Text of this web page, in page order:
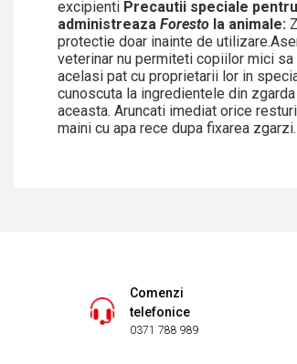
excipienti Precautii speciale
administreaza Foresto la animale:
protectie doar inainte de
veterinar nu permiteti copiilor mici
acelasi pat cu proprietarii lor in
cunoscuta la ingredientele din
aceasta. Aruncati imediat orice
maini cu apa rece dupa fixarea zgarzi.
Comenzi
telefonice
0371 788 989